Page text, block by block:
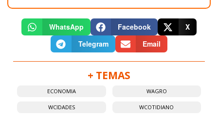
WhatsApp Facebook
X
Telegram
Email
+ TEMAS
ECONOMIA WAGRO
WCIDADES WCOTIDIANO